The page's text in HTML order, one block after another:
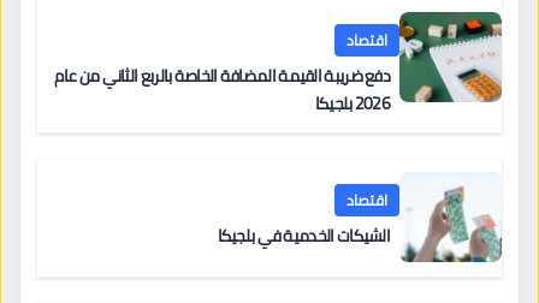
اقتصاد
دفع ضريبة القيمة المضافة الخاصة بالربع الثاني من عام
2026 بلجيكا
اقتصاد
الشيكات الخدمية في بلجيكا